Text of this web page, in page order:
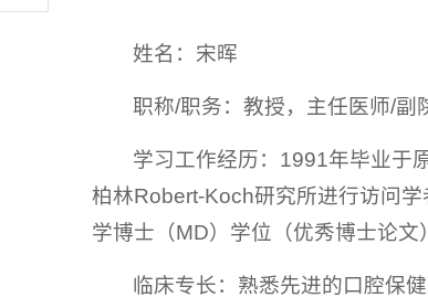
姓名：宋晖
职称/职务：教授，主任医师/副
学习工作经历：1991年毕业于
柏林Robert-Koch研究所进行访问
学博士（MD）学位（优秀博士论文
临床专长：熟悉先进的口腔保